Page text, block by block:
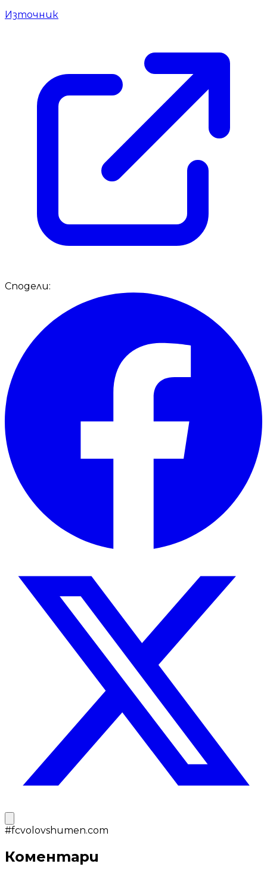
Източник
Сподели:
#fcvolovshumen.com
Коментари